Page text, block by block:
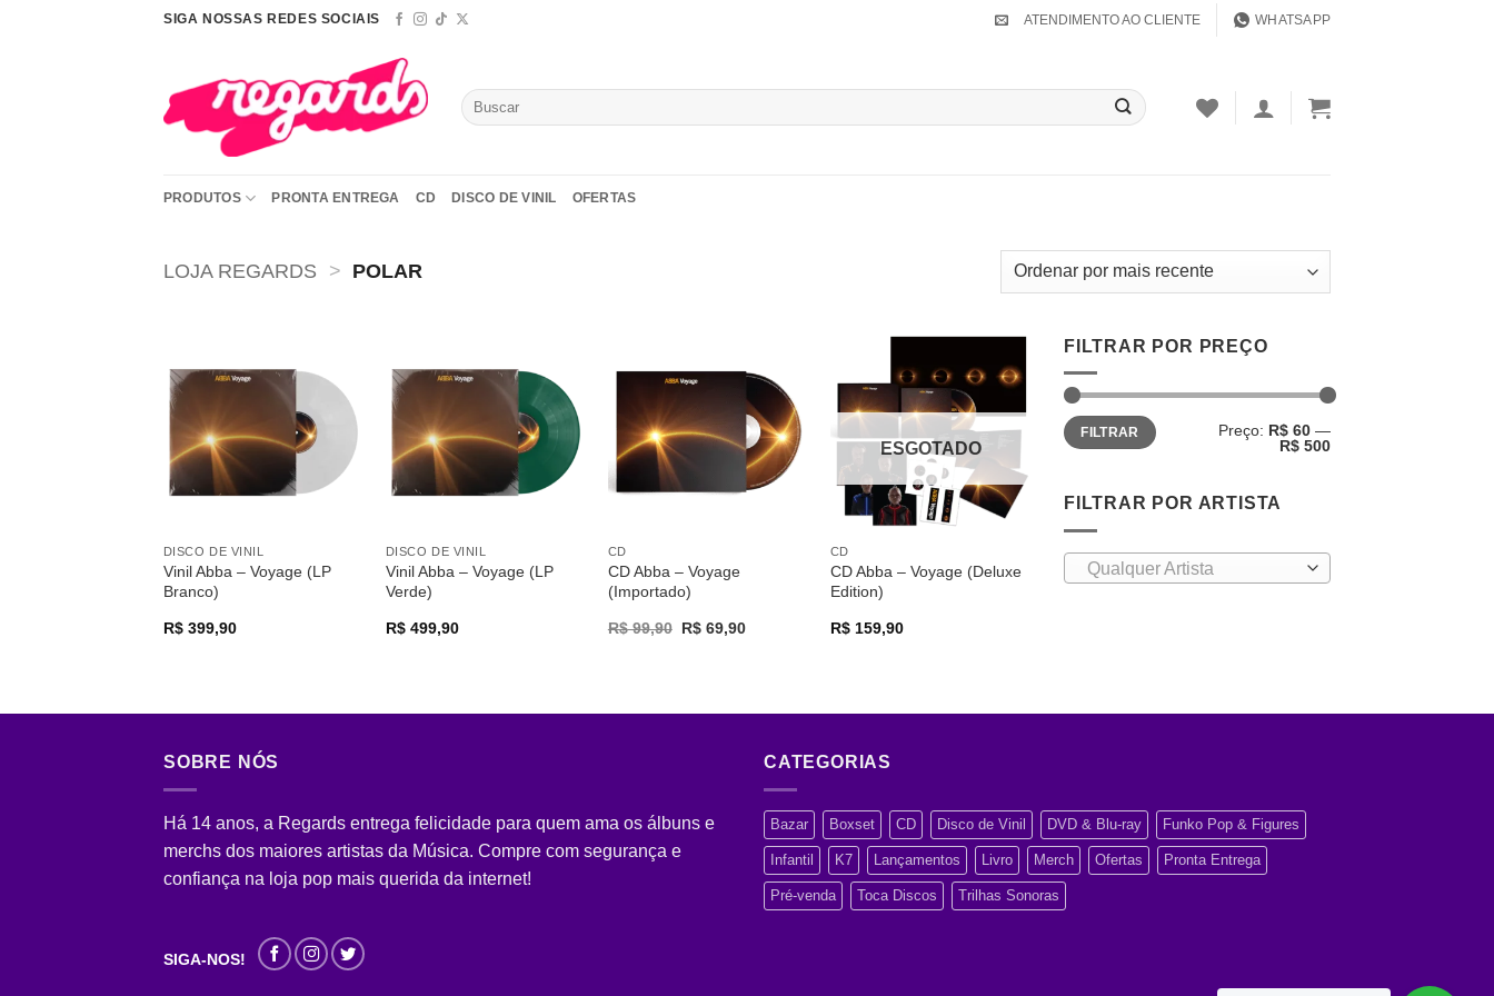
SIGA NOSSAS REDES SOCIAIS ATENDIMENTO AO CLIENTE WHATSAPP
Pesquisar
por:
PRODUTOS PRONTA ENTREGA CD DISCO DE VINIL OFERTAS
LOJA REGARDS > POLAR
Adicionar
desejos
DISCO DE VINIL
Vinil Abba – Voyage (LP
Branco)
R$399,90
Adicionar
a lista de
desejos
DISCO DE VINIL
Vinil Abba – Voyage (LP
Verde)
R$499,90
Adicionar
a lista de
desejos
CD
CD Abba – Voyage
(Importado)
R$99,90 Original
R$ 69,90Current
Adicionar
a lista de
desejos
ESGOTADO
CD
CD Abba – Voyage (Deluxe
Edition)
R$159,90
FILTRAR POR PREÇO
Preço
mínimo
Preço
máximo
FILTRAR Preço: R$ 60 —
R$ 500
FILTRAR POR ARTISTA
Qualquer Artista
SOBRE NÓS
Há 14 anos, a Regards entrega felicidade para quem ama os álbuns e
merchs dos maiores artistas da Música. Compre com segurança e
confiança na loja pop mais querida da internet!
SIGA-NOS!
CATEGORIAS
Bazar Boxset CD Disco de Vinil DVD & Blu-ray Funko Pop & Figures
Infantil K7 Lançamentos Livro Merch Ofertas Pronta Entrega
Pré-venda Toca Discos Trilhas Sonoras